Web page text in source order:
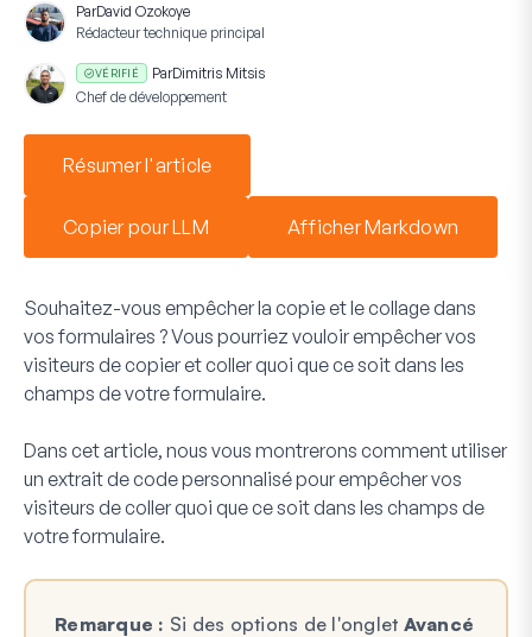
ParDavid Ozokoye
Rédacteur technique principal
VÉRIFIÉ ParDimitris Mitsis
Chef de développement
Résumer l'article
Copier pour LLM Afficher Markdown
Souhaitez-vous empêcher la copie et le collage dans
vos formulaires ? Vous pourriez vouloir empêcher vos
visiteurs de copier et coller quoi que ce soit dans les
champs de votre formulaire.
Dans cet article, nous vous montrerons comment utiliser
un extrait de code personnalisé pour empêcher vos
visiteurs de coller quoi que ce soit dans les champs de
votre formulaire.
Remarque : Si des options de l'onglet Avancé